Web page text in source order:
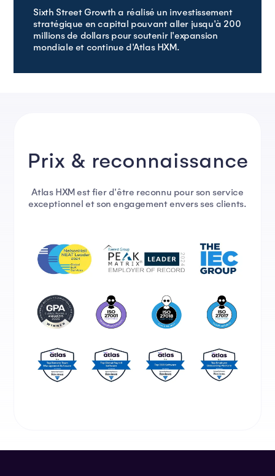
Sixth Street Growth a réalisé un investissement
stratégique en capital pouvant aller jusqu'à 200
millions de dollars pour soutenir l'expansion
mondiale et continue d'Atlas HXM.
Prix & reconnaissance
Atlas HXM est fier d'être reconnu pour son service
exceptionnel et son engagement envers ses clients.